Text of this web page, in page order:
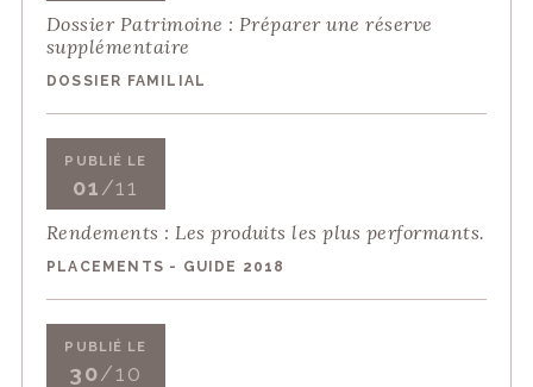
Dossier Patrimoine : Préparer une réserve
supplémentaire
DOSSIER FAMILIAL
PUBLIÉ LE
01/11
Rendements : Les produits les plus performants.
PLACEMENTS - GUIDE 2018
PUBLIÉ LE
30/10